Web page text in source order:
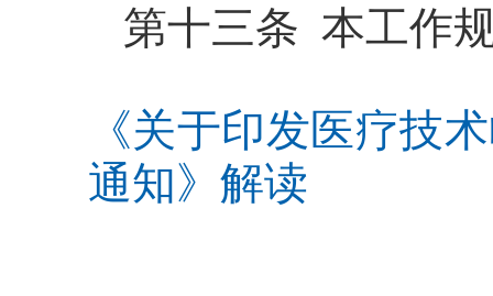
第十三条 本工作
《关于印发医疗技
通知》解读